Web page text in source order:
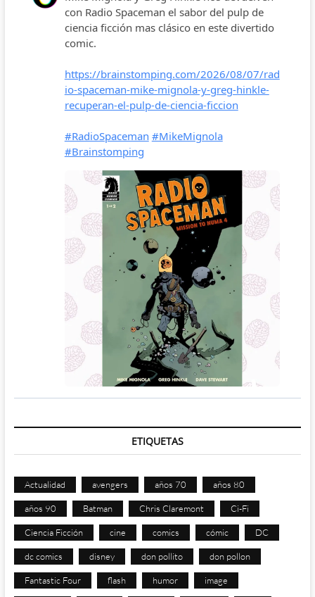
ETIQUETAS
Actualidad avengers años 70 años 80
años 90 Batman Chris Claremont Ci-Fi
Ciencia Ficción cine comics cómic DC
dc comics disney don pollito don pollon
Fantastic Four flash humor image